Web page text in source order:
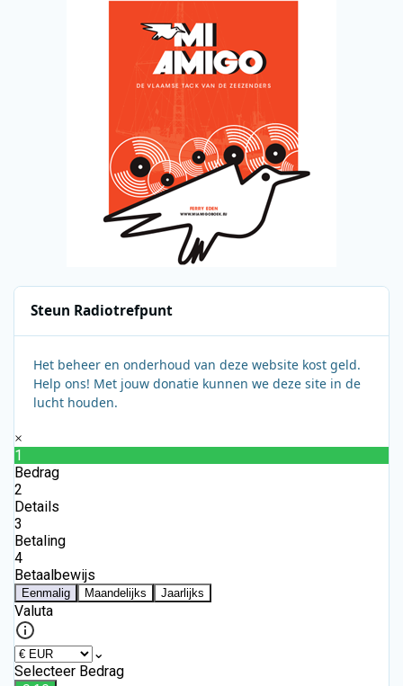
Steun Radiotrefpunt
Het beheer en onderhoud van deze website kost geld.
Help ons! Met jouw donatie kunnen we deze site in de
lucht houden.